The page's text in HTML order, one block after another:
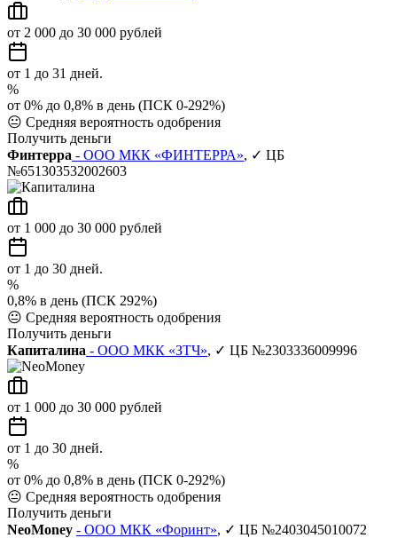
от 2 000 до 30 000 рублей
от 1 до 31 дней.
%
от 0% до 0,8% в день (ПСК 0-292%)
😐 Средняя вероятность одобрения
Получить деньги
Финтерра - ООО МКК «ФИНТЕРРА», ✓ ЦБ
№651303532002603
от 1 000 до 30 000 рублей
от 1 до 30 дней.
%
0,8% в день (ПСК 292%)
😐 Средняя вероятность одобрения
Получить деньги
Капиталина - ООО МКК «ЗТЧ», ✓ ЦБ №2303336009996
от 1 000 до 30 000 рублей
от 1 до 30 дней.
%
от 0% до 0,8% в день (ПСК 0-292%)
😐 Средняя вероятность одобрения
Получить деньги
NeoMoney - ООО МКК «Форинт», ✓ ЦБ №2403045010072